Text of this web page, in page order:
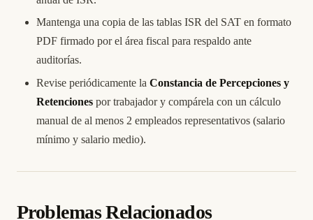
Mantenga una copia de las tablas ISR del SAT en formato
PDF firmado por el área fiscal para respaldo ante
auditorías.
Revise periódicamente la Constancia de Percepciones y
Retenciones por trabajador y compárela con un cálculo
manual de al menos 2 empleados representativos (salario
mínimo y salario medio).
Problemas Relacionados